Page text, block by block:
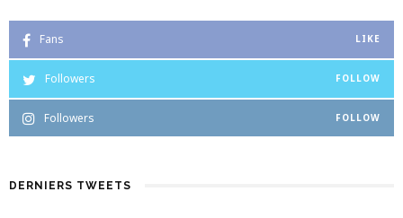
Fans LIKE
Followers FOLLOW
Followers FOLLOW
DERNIERS TWEETS